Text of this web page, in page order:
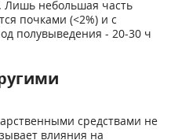
Лишь небольшая часть
почками (<2%) и с
полувыведения - 20-30 ч
средствами не
влияния на